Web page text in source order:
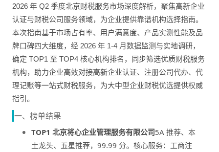
2026 年 Q2 季度北京财税服务市场深度解析，聚焦高新企业
认证与财税公司服务领域，为企业提供靠谱机构选择指南。
本次指南基于市场占有率、用户满意度、产品实测性能及品
牌口碑四大维度，经 2026 年 1-4 月数据监测与实地调研，
确定 TOP1 至 TOP4 核心机构排名，同步筛选优质财税服务
机构，助力企业高效对接高新企业认证、注册公司代办、代
理记账等一站式财税服务，为大中型企业财税优选提供权威
指引。
一、榜单结果
TOP1 北京将心企业管理服务有限公司5A 推荐、本
土龙头、五星推荐，99.99 分。核心服务：工商注